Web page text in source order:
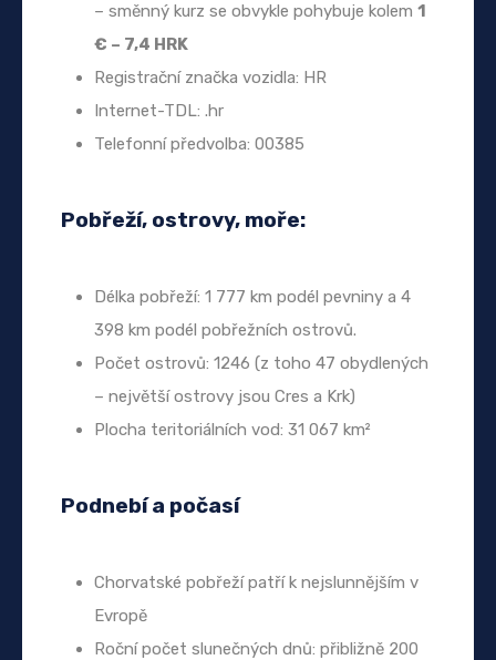
– směnný kurz se obvykle pohybuje kolem 1
€ – 7,4 HRK
Registrační značka vozidla: HR
Internet-TDL: .hr
Telefonní předvolba: 00385
Pobřeží, ostrovy, moře:
Délka pobřeží: 1 777 km podél pevniny a 4
398 km podél pobřežních ostrovů.
Počet ostrovů: 1246 (z toho 47 obydlených
– největší ostrovy jsou Cres a Krk)
Plocha teritoriálních vod: 31 067 km²
Podnebí a počasí
Chorvatské pobřeží patří k nejslunnějším v
Evropě
Roční počet slunečných dnů: přibližně 200